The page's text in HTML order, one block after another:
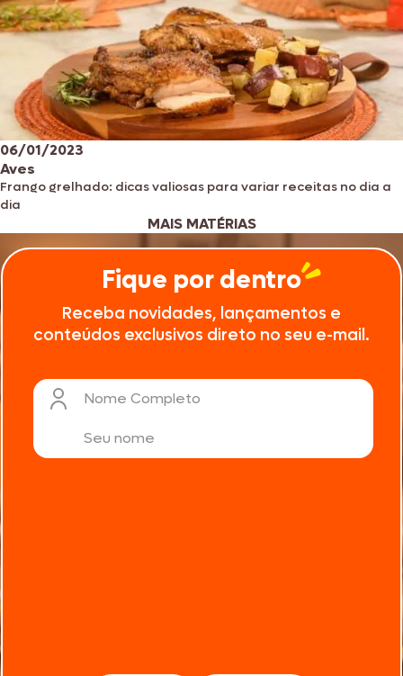
06/01/2023
Aves
Frango grelhado: dicas valiosas para variar receitas no dia a
dia
MAIS MATÉRIAS
Fique por dentro
Receba novidades, lançamentos e
conteúdos exclusivos direto no seu e-mail.
Nome Completo